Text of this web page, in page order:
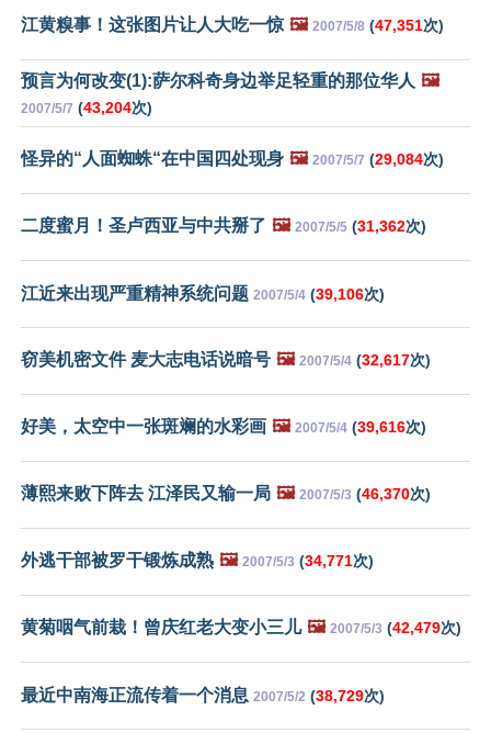
江黄糗事！这张图片让人大吃一惊 🖼️ 2007/5/8 (47,351次)
预言为何改变(1):萨尔科奇身边举足轻重的那位华人 🖼️
2007/5/7 (43,204次)
怪异的“人面蜘蛛“在中国四处现身 🖼️ 2007/5/7 (29,084次)
二度蜜月！圣卢西亚与中共掰了 🖼️ 2007/5/5 (31,362次)
江近来出现严重精神系统问题 2007/5/4 (39,106次)
窃美机密文件 麦大志电话说暗号 🖼️ 2007/5/4 (32,617次)
好美，太空中一张斑斓的水彩画 🖼️ 2007/5/4 (39,616次)
薄熙来败下阵去 江泽民又输一局 🖼️ 2007/5/3 (46,370次)
外逃干部被罗干锻炼成熟 🖼️ 2007/5/3 (34,771次)
黄菊咽气前栽！曾庆红老大变小三儿 🖼️ 2007/5/3 (42,479次)
最近中南海正流传着一个消息 2007/5/2 (38,729次)